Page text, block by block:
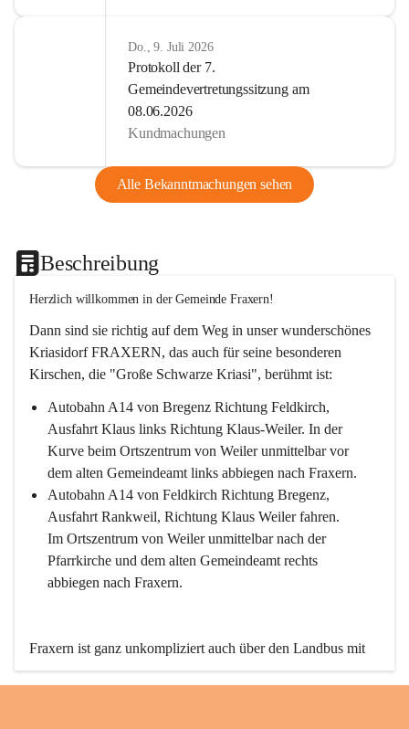
Do., 9. Juli 2026
Protokoll der 7.
Gemeindevertretungssitzung am
08.06.2026
Kundmachungen
Alle Bekanntmachungen sehen
Beschreibung
Herzlich willkommen in der Gemeinde Fraxern!
Dann sind sie richtig auf dem Weg in unser wunderschönes
Kriasidorf FRAXERN, das auch für seine besonderen
Kirschen, die "Große Schwarze Kriasi", berühmt ist:
Autobahn A14 von Bregenz Richtung Feldkirch,
Ausfahrt Klaus links Richtung Klaus-Weiler. In der
Kurve beim Ortszentrum von Weiler unmittelbar vor
dem alten Gemeindeamt links abbiegen nach Fraxern.
Autobahn A14 von Feldkirch Richtung Bregenz,
Ausfahrt Rankweil, Richtung Klaus Weiler fahren.
Im Ortszentrum von Weiler unmittelbar nach der
Pfarrkirche und dem alten Gemeindeamt rechts
abbiegen nach Fraxern.
Fraxern ist ganz unkompliziert auch über den Landbus mit
den öffentlichen Verkehrsmitteln zu erreichen. Die Linie